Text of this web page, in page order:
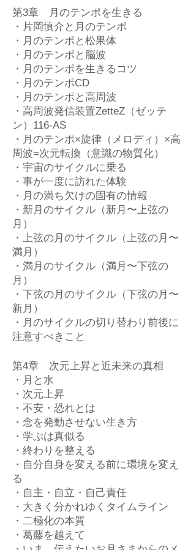
第3章 月のテンポを生きる
・片岡慎介と月のテンポ
・月のテンポと松果体
・月のテンポと脳波
・月のテンポを生きるコツ
・月のテンポCD
・月のテンポと高周波
・高周波発信装置ZetteZ（ゼッテ
ン）116-AS
・月のテンポ×旋律（メロディ）×高
周波=次元転換（意識の物質化）
・宇宙のサイクルに乗る
・事が一度に訪れた体験
・月の満ち欠けの固有の情報
・新月のサイクル（新月〜上弦の
月）
・上弦の月のサイクル（上弦の月〜
満月）
・満月のサイクル（満月〜下弦の
月）
・下弦の月のサイクル（下弦の月〜
新月）
・月のサイクルの切り替わり前後に
注意すべきこと
第4章 次元上昇と近未来の真相
・月と水
・次元上昇
・不安・恐れとは
・念を発動させない生き方
・学ぶは真似る
・終わりを整える
・自分自身を変える前に環境を変え
る
・自主・自立・自己責任
・大きく分かれゆくタイムライン
・二極化の本質
・葛藤を越えて